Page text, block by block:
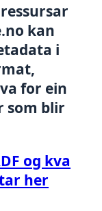
kan
i
for ein
som blir
og kva
her